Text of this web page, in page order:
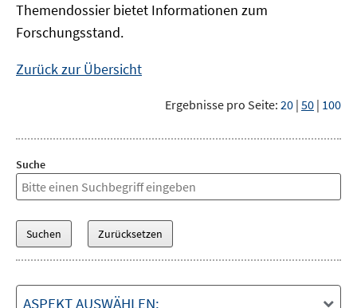
Themendossier bietet Informationen zum
Forschungsstand.
Zurück zur Übersicht
Ergebnisse pro Seite: 20 | 50 | 100
Suche
ASPEKT AUSWÄHLEN: